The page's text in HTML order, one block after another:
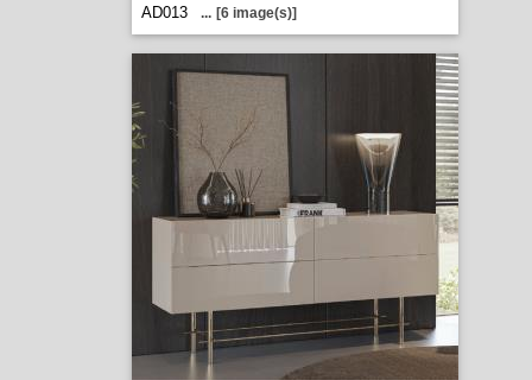
AD013
... [6 image(s)]